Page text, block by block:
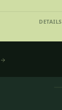
DETAILS